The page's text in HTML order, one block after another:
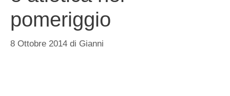
pomeriggio
8 Ottobre 2014 di Gianni